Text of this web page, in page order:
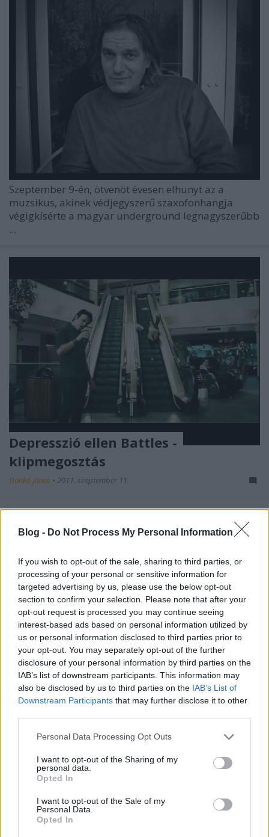
Blog - Do Not Process My Personal Information
If you wish to opt-out of the sale, sharing to third parties, or
processing of your personal or sensitive information for
targeted advertising by us, please use the below opt-out
section to confirm your selection. Please note that after your
opt-out request is processed you may continue seeing
interest-based ads based on personal information utilized by
us or personal information disclosed to third parties prior to
your opt-out. You may separately opt-out of the further
disclosure of your personal information by third parties on the
IAB’s list of downstream participants. This information may
also be disclosed by us to third parties on the IAB’s List of
Downstream Participants that may further disclose it to other
Please note that this website/app uses one or more Google
not limited to your visit or usage behaviour. You may click to
grant or deny consent to Google and its third-party tags to
use your data for below specified purposes in below Google
consent section.
Personal Data Processing Opt Outs
I want to opt-out of the Sharing of my
personal data.
Opted In
I want to opt-out of the Sale of my
Personal Data.
Opted In
Szeptember 9-én, ötvenöt évesen elhunyt az a
muzsikus, akinek védjegyszerű szaxofonhangja
végigkísérte a magyar underground legnagyszerűbb
...
Depresszió ellen Battles -
klipmegosztás
Dankó János • 2011. szeptember 11.
Ezen a héten a Battles megkapja a hét klipje címet,
továbbá van művészvideónk is, amit a Tv On The
Radio szállított. A többiek (Depresszió, ...
Jim Carrey Radioheadet énekelt
lánggitár•2011. szeptember 11.
Jim Carreya tegnapi nap folyamán
meglepetésszerűen felbukkant az Arlene's Grocery